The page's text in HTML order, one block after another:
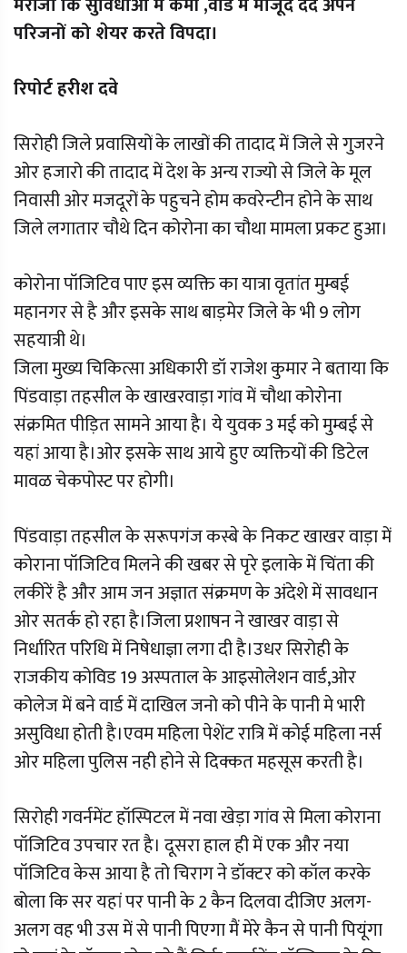
परिजनों को शेयर करते विपदा।
रिपोर्ट हरीश दवे
सिरोही जिले प्रवासियों के लाखों की तादाद में जिले से गुजरने
ओर हजारो की तादाद में देश के अन्य राज्यो से जिले के मूल
निवासी ओर मजदूरों के पहुचने होम कवरेन्टीन होने के साथ
जिले लगातार चौथे दिन कोरोना का चौथा मामला प्रकट हुआ।
कोरोना पॉजिटिव पाए इस व्यक्ति का यात्रा वृतांत मुम्बई
महानगर से है और इसके साथ बाड़मेर जिले के भी 9 लोग
सहयात्री थे।
जिला मुख्य चिकित्सा अधिकारी डॉ राजेश कुमार ने बताया कि
पिंडवाड़ा तहसील के खाखरवाड़ा गांव में चौथा कोरोना
संक्रमित पीड़ित सामने आया है। ये युवक 3 मई को मुम्बई से
यहां आया है।ओर इसके साथ आये हुए व्यक्तियों की डिटेल
मावळ चेकपोस्ट पर होगी।
पिंडवाड़ा तहसील के सरूपगंज कस्बे के निकट खाखर वाड़ा में
कोराना पॉजिटिव मिलने की खबर से पृरे इलाके में चिंता की
लकीरें है और आम जन अज्ञात संक्रमण के अंदेशे में सावधान
ओर सतर्क हो रहा है।जिला प्रशाषन ने खाखर वाड़ा से
निर्धारित परिधि में निषेधाज्ञा लगा दी है।उधर सिरोही के
राजकीय कोविड 19 अस्पताल के आइसोलेशन वार्ड,ओर
कोलेज में बने वार्ड में दाखिल जनो को पीने के पानी मे भारी
असुविधा होती है।एवम महिला पेशेंट रात्रि में कोई महिला नर्स
ओर महिला पुलिस नही होने से दिक्कत महसूस करती है।
सिरोही गवर्नमेंट हॉस्पिटल में नवा खेड़ा गांव से मिला कोराना
पॉजिटिव उपचार रत है। दूसरा हाल ही में एक और नया
पॉजिटिव केस आया है तो चिराग ने डॉक्टर को कॉल करके
बोला कि सर यहां पर पानी के 2 कैन दिलवा दीजिए अलग-
अलग वह भी उस में से पानी पिएगा मैं मेरे कैन से पानी पियूंगा